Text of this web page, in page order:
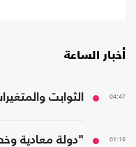
أخبار الساعة
04:47 الثوابت
01:16
"دولة معادية